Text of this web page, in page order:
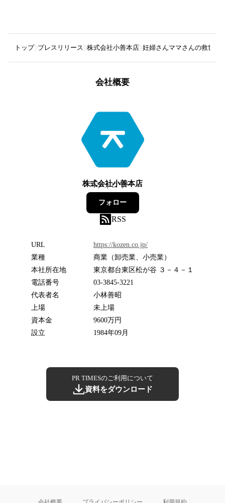
トップ プレスリリース 株式会社小善本店 妊婦さんママさんの救世主
会社概要
株式会社小善本店
4フォロワー
フォロー
RSS
URL
https://kozen.co.jp/
業種
商業（卸売業、小売業）
本社所在地
東京都台東区松が谷 ３－４－１
電話番号
03-3845-3221
代表者名
小林善昭
上場
未上場
資本金
9600万円
設立
1984年09月
PR TIMESのご利用について
資料をダウンロード